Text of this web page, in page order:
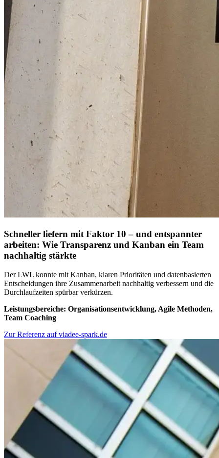
Schneller liefern mit Faktor 10 – und entspannter
arbeiten: Wie Transparenz und Kanban ein Team
nachhaltig stärkte
Der LWL konnte mit Kanban, klaren Prioritäten und datenbasierten
Entscheidungen ihre Zusammenarbeit nachhaltig verbessern und die
Durchlaufzeiten spürbar verkürzen.
Leistungsbereiche: Organisationsentwicklung, Agile Methoden,
Team Coaching
Zur Referenz auf viadee-spark.de